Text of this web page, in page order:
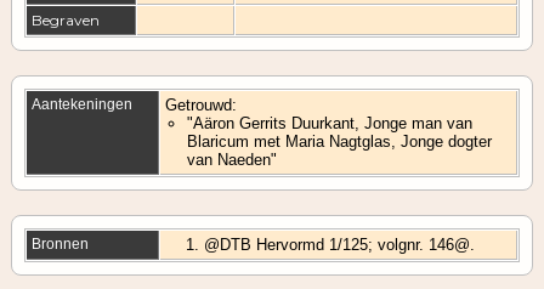
Begraven
Aantekeningen
Getrouwd:
"Aäron Gerrits Duurkant, Jonge man van
Blaricum met Maria Nagtglas, Jonge dogter
van Naeden"
Bronnen @DTB Hervormd 1/125; volgnr. 146@.